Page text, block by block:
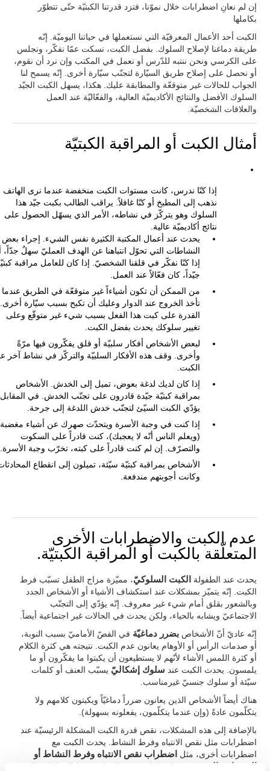
إن لم نعانِ اضطرابات خلال نموّنا، فتزد قدرتنا الكبتيّة حتّى تتطوّر
بكاملها
الكبت أحد الأعمال المعرفيّة التي نستعملها في حياتنا اليوميّة. إنّه
طريقة دماغنا لإصلاح السلوك. بفضل الكبت، نسكت عمّا نفكّر، ونجلس
على الكرسي ونحن ننتبه للدّرس أو نعمل في المكتب وإن نرد أن نقوم،
أو نحصل على إصلاح طريق السيّارة لتجنّب سيّارة أخرى. إنّه يسمح لنا
الجواب للحالات غير متوقعّة والمطابقة عليك. هكذا، يسهل الكبت الجيّد
السلوك الأفضل والنتائج الأكاديميّة العالية، والفعّاليّة عند العمل
والعلاقات الشخصيّة.
أمثال الكبت أو المراقبة الكبتيّة
إذا كنّا ندرس، كانت مستوات الكبت منخفضة عندما نرى الهاتف
نذهب إلى المطبخ أو كنّا غافلاً. يراقب الطالب بكبت جيّد هذا
السلوك وهو يتركّز في نشاطه، الأمر الذي يسهّل الحصول على
نتائج أكاديميّة عالية.
يحدث عند أعمال المكتبة الكثيرة نفس الشيء. إجراء بعض
النشاطات التي تحوّل انتباهنا عن الهدف العمليّ سهلٌ جدّاً،
إذا كنّا نفكّر في قلقنا الشخصيّ. إذا كان للعامل مراقبة
جيّداً، كان فعّالاً عند العمل.
من الممكن أن تكون أشياءاً غير متوقعّة في الطريق عندما
تأخذ الخروج عند الدوار وعليك أن تكبح بسبب سيّارة أخرى.
القدرة على كبت هذا الفعل بسبب شيء غير متوقّع وعلى
تغيير سلوكك يحدث بفضل الكبت.
لبعض الأشخاص أفكار سلبيّة أو قلق يفكّرون فيها مرّةً
وأخرى. وقف هذه الأفكار السلبيّة والتركّز في نشاط آخر
الكبت.
إذا كان لديك لدغة بعوض، تميل إلى الخدش. الأشخاص
بمراقبة كبتيّة جيّدة قادرون على تجنّب الخدش. في
يؤدّي الكبت السيّئ لتجنّب خدش اللدغة إلى جرحة.
إذا كنت في وجبة الأسرة ويتحدّث صهرك عن أشياء مغضبة
(ويعلم الناس أنّه لا يعجبك)، كنت قادراً على السكوت
والتصرّف. إن لم كنت قادراً على كبته، تخرّب وجبة الأسرة.
الأشخاص بمراقبة كبتيّة سيّئة، تميلون إلى انقطاع
وكانت أجوبتهم مندفعة.
عدم الكبت والاضطرابات الأخرى
المتعلّقة بالكبت أو المراقبة الكبتيّة.
يحدث عند الطفولة الكبت السلوكيّ، مميّزة مزاج الطفل تسبّب فرط
الكبت. إنّه يتميّز بمشكلات عند استكشاف الأشياء أو الأشخاص الجدد
وبالشعور بقلق أمام شيء غير معروف. إنّه يؤدّي إلى التجنّب
الاجتماعيّ ويشابه بالحياء، ولكن يحدث في الحالات غير اجتماعية أيضاً.
إنّه عاديّ أنّ الأشخاصبضرر دماغيّة في الفصّ الأماميّ بسبب النوبة،
أو صدمات الرأس أو الأوهام يعانون عدم الكبت. نتيجته هي كثرة الكلام
أو كثرة اللمس الأشاء لأنّهم لا يستطيعون أن يكبتوا ما يفكّرون أو ما
يلمسون. يحدث الكبت عند سلوك إشكاليّ يسبّب العنف أو كلمات
سيّئة أو سلوك جنسيّ غيرمناسب.
هناك أيضاً الأشخاص الذين يعانون ضرراً دماغيّاً ويكبتون كلامهم ولا
يتكلّمون عادةً (وإن عندما يتكلّمون، يفعلونه بسهولة).
بالإضافة إلى هذه المشكلات، نقص قدرة الكبت المشكلة الرئيسيّة عند
اضطرابات مثل نقص الانتباه وفرط النشاط. يحدث الكبت مع
اضطرابات أخرى، مثل اضطراب نقص الانتباه وفرط النشاط أو
الوسواس القهري
. عند اضطراب نقص الانتباه وفرط النشاط، هناك